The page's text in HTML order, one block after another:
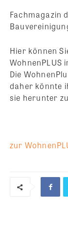
Fachmagazin
Hier können
WohnenPLUS
Die
daher könnte
sie herunter
zur